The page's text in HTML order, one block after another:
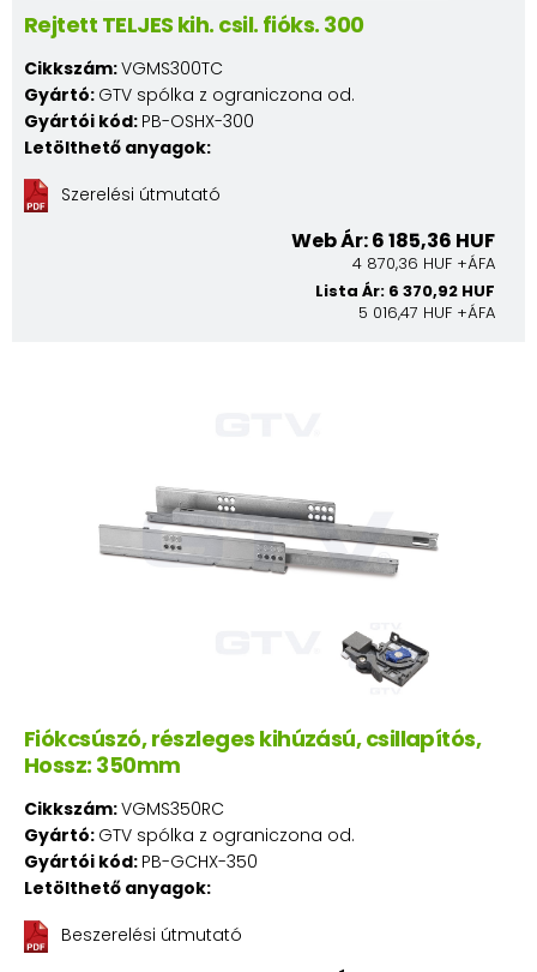
Rejtett TELJES kih. csil. fióks. 300
Cikkszám:VGMS300TC
Gyártó: GTV spólka z ograniczona od.
Gyártói kód: PB-OSHX-300
Letölthető anyagok:
Szerelési útmutató
Web Ár: 6 185,36 HUF
4 870,36 HUF +ÁFA
Lista Ár: 6 370,92 HUF
5 016,47 HUF +ÁFA
Fiókcsúszó, részleges kihúzású, csillapítós,
Hossz: 350mm
Cikkszám:VGMS350RC
Gyártó: GTV spólka z ograniczona od.
Gyártói kód: PB-GCHX-350
Letölthető anyagok:
Beszerelési útmutató